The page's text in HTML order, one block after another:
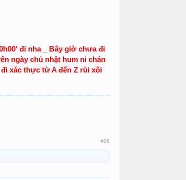
đi nha _ Bây giờ chưa đi
ngày chủ nhật hum ni chán
xác thực từ A đến Z rùi xôi
#26